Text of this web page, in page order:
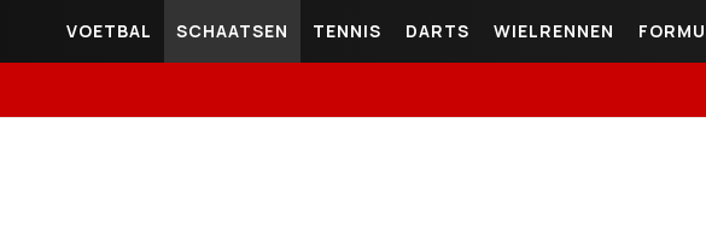
VOETBAL SCHAATSEN TENNIS DARTS WIELRENNEN